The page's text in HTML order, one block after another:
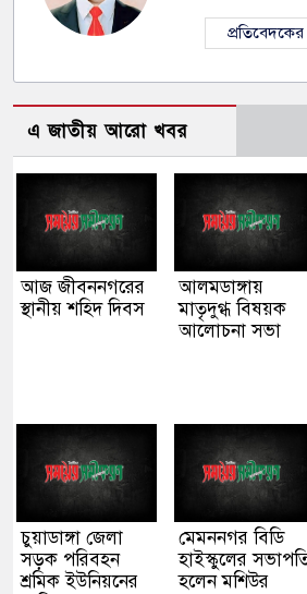
এ জাতীয় আরো খবর
আজ জীবননগরের
স্থানীয় শহিদ দিবস
আলমডাঙ্গায়
মাতৃদুগ্ধ বিষয়ক
আলোচনা সভা
চুয়াডাঙ্গা জেলা
সড়ক পরিবহন
শ্রমিক ইউনিয়নের
মেমননগর বিডি
হাইস্কুলের
হলেন মশিউর